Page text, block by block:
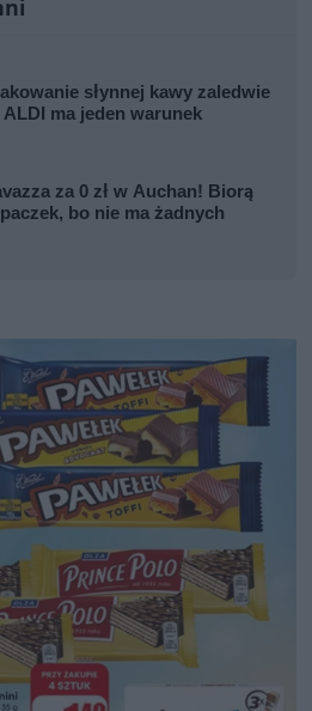
słynnej kawy zaledwie
ALDI ma jeden warunek
za 0 zł w Auchan! Biorą
bo nie ma żadnych